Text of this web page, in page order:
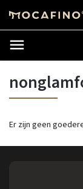
Er zijn geen